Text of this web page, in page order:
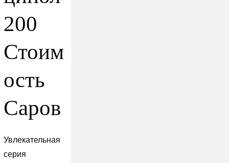
200
Стоим
ость
Саров
Увлекательная
серия